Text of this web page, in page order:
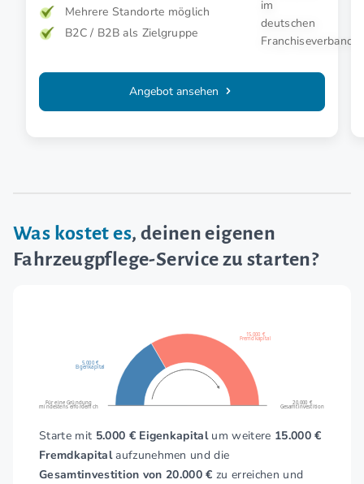
Mehrere Standorte möglich
B2C / B2B als Zielgruppe
Angebot ansehen
Was kostet es, deinen eigenen
Fahrzeugpflege-Service zu starten?
15.000 €
Fremdkapital
5.000 €
Eigenkapital
Für eine Gründung
mindestens erforderlich
20.000 €
Gesamtinvestition
Starte mit 5.000 € Eigenkapitalum weitere 15.000 €
Fremdkapitalaufzunehmen und die
Gesamtinvestition von 20.000 € zu erreichen und